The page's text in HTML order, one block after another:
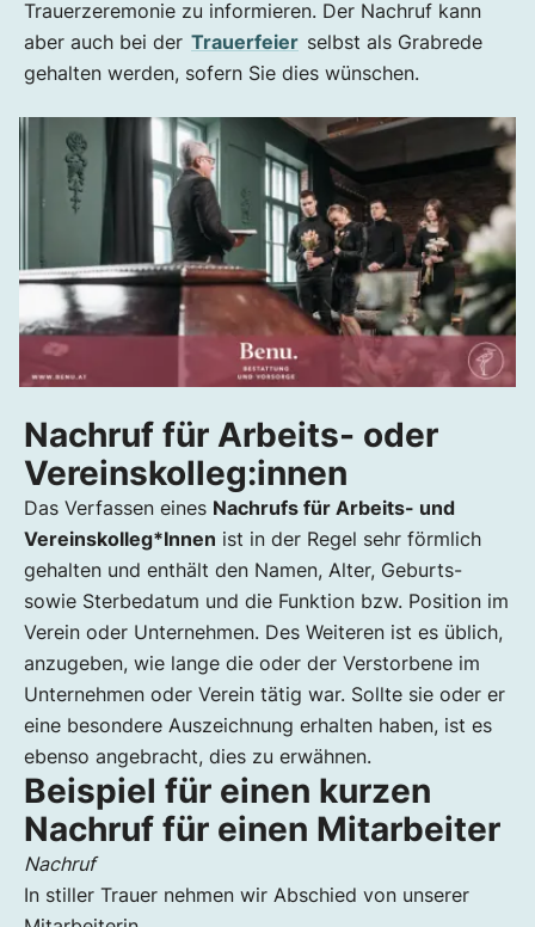
Trauerzeremonie zu informieren. Der Nachruf kann
aber auch bei der Trauerfeier selbst als Grabrede
gehalten werden, sofern Sie dies wünschen.
Nachruf für Arbeits- oder
Vereinskolleg:innen
Das Verfassen eines Nachrufs für Arbeits- und
Vereinskolleg*Innen ist in der Regel sehr förmlich
gehalten und enthält den Namen, Alter, Geburts-
sowie Sterbedatum und die Funktion bzw. Position im
Verein oder Unternehmen. Des Weiteren ist es üblich,
anzugeben, wie lange die oder der Verstorbene im
Unternehmen oder Verein tätig war. Sollte sie oder er
eine besondere Auszeichnung erhalten haben, ist es
ebenso angebracht, dies zu erwähnen.
Beispiel für einen kurzen
Nachruf für einen Mitarbeiter
Nachruf
In stiller Trauer nehmen wir Abschied von unserer